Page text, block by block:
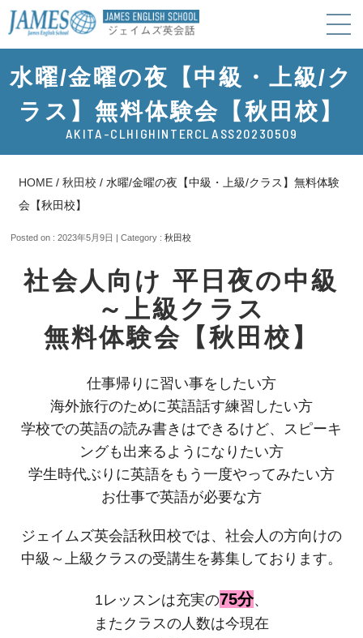
水曜/金曜の夜【中級・上級/ク
ラス】無料体験会【秋田校】
AKITA-CLHIGHINTERCLASS20230509
HOME /秋田校 /水曜/金曜の夜【中級・上級/クラス】無料体験
会【秋田校】
Posted on : 2023年5月9日 | Category :秋田校
社会人向け 平日夜の中級
～上級クラス
無料体験会【秋田校】
仕事帰りに習い事をしたい方
海外旅行のために英語話す練習したい方
学校での英語の読み書きはできるけど、スピーキ
ングも出来るようになりたい方
学生時代ぶりに英語をもう一度やってみたい方
お仕事で英語が必要な方
ジェイムズ英会話秋田校では、社会人の方向けの
中級～上級クラスの受講生を募集しております。
1レッスンは充実の75分、
またクラスの人数は今現在